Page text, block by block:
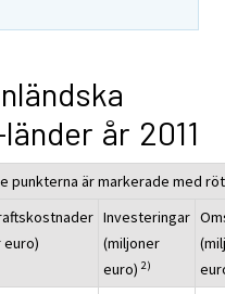
år 2011
punkterna är markerade med
euro)
Investeringar
(miljoner
euro) 2)